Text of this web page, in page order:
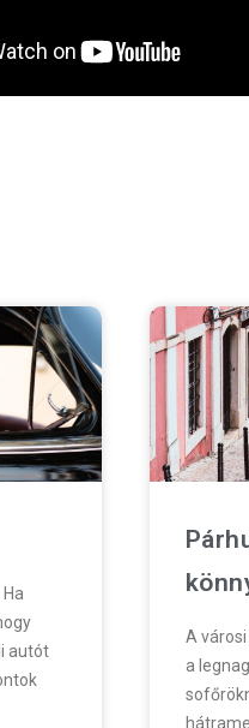
autót
A
a